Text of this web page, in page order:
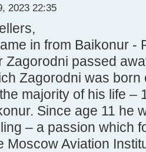
2023 22:35
in from Baikonur -
Zagorodni passed
Zagorodni was born
majority of his life –
Since age 11 he
– a passion which
Moscow Aviation